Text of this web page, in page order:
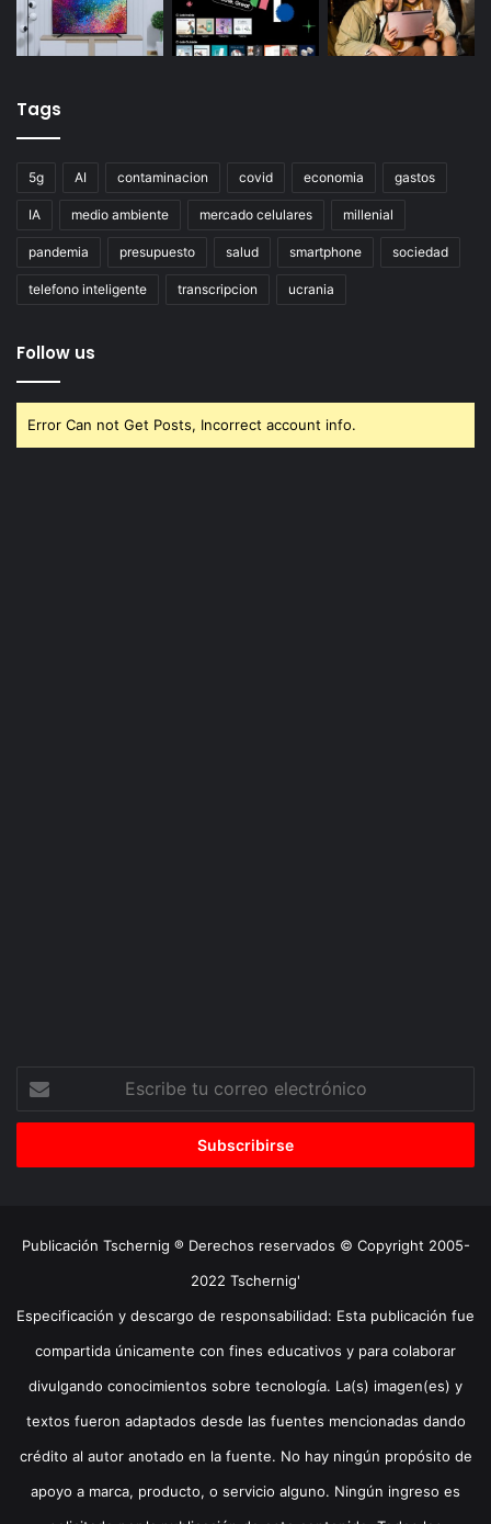
Tags
5g AI contaminacion covid economia gastos
IA medio ambiente mercado celulares millenial
pandemia presupuesto salud smartphone sociedad
telefono inteligente transcripcion ucrania
Follow us
Error Can not Get Posts, Incorrect account info.
correo
Publicación Tschernig ® Derechos reservados © Copyright 2005-
2022 Tschernig'
Especificación y descargo de responsabilidad: Esta publicación fue
compartida únicamente con fines educativos y para colaborar
divulgando conocimientos sobre tecnología. La(s) imagen(es) y
textos fueron adaptados desde las fuentes mencionadas dando
crédito al autor anotado en la fuente. No hay ningún propósito de
apoyo a marca, producto, o servicio alguno. Ningún ingreso es